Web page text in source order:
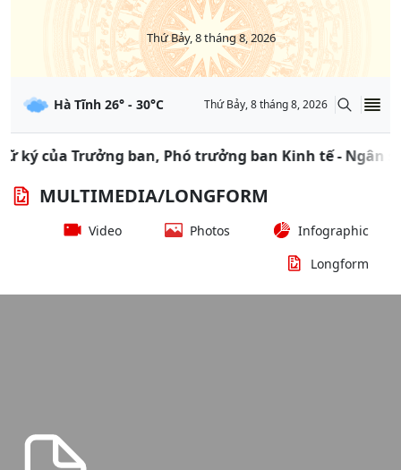
Thứ Bảy, 8 tháng 8, 2026
Hà Tĩnh 26° - 30°C Thứ Bảy, 8 tháng 8, 2026
ký của Trưởng ban, Phó trưởng ban Kinh tế - Ngân
MULTIMEDIA/LONGFORM
Video Photos
Infographic
Longform